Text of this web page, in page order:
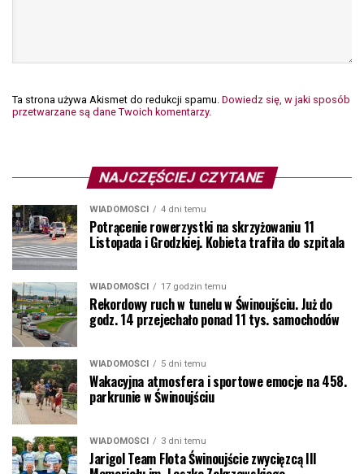
Ta strona używa Akismet do redukcji spamu. Dowiedz się, w jaki sposób
przetwarzane są dane Twoich komentarzy.
NAJCZĘŚCIEJ CZYTANE
WIADOMOŚCI 4 dni temu
Potrącenie rowerzystki na skrzyżowaniu 11
Listopada i Grodzkiej. Kobieta trafiła do szpitala
WIADOMOŚCI 17 godzin temu
Rekordowy ruch w tunelu w Świnoujściu. Już do
godz. 14 przejechało ponad 11 tys. samochodów
WIADOMOŚCI 5 dni temu
Wakacyjna atmosfera i sportowe emocje na 458.
parkrunie w Świnoujściu
WIADOMOŚCI 3 dni temu
Jarigol Team Flota Świnoujście zwycięzcą III